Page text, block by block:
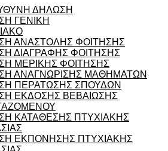
ΔΗΛΩΣΗ
ΓΕΝΙΚΗ
ΑΝΑΣΤΟΛΗΣ ΦΟΙΤΗΣΗΣ
ΔΙΑΓΡΑΦΗΣ ΦΟΙΤΗΣΗΣ
ΜΕΡΙΚΗΣ ΦΟΙΤΗΣΗΣ
ΑΝΑΓΝΩΡΙΣΗΣ ΜΑΘΗΜΑΤΩΝ
ΠΕΡΑΤΩΣΗΣ ΣΠΟΥΔΩΝ
ΕΚΔΟΣΗΣ ΒΕΒΑΙΩΣΗΣ
ΚΑΤΑΘΕΣΗΣ ΠΤΥΧΙΑΚΗΣ
ΕΚΠΟΝΗΣΗΣ ΠΤΥΧΙΑΚΗΣ